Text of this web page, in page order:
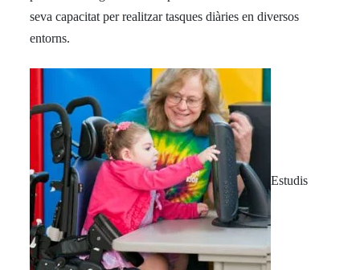
seva capacitat per realitzar tasques diàries en diversos
entorns.
Estudis